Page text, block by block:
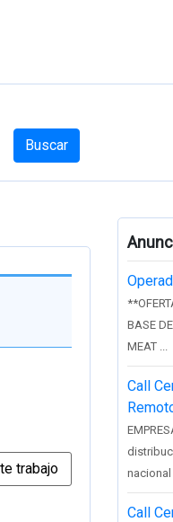
Buscar
BASE
MEAT ...
Call
nacional
Call